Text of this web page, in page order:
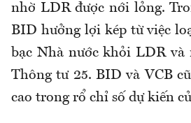
nhờ LDR được nới lỏng.
BID hưởng lợi kép từ việc
bạc Nhà nước khỏi LDR và
Thông tư 25. BID và VCB
cao trong rổ chỉ số dự kiến